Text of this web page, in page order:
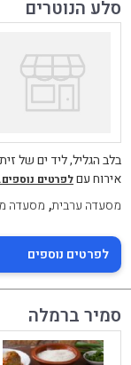
סלע הנוטרים
בלב הגליל, ליד ים של
אירוח עםלפרטים
מסעדה ערבית, מסעדה
לפרטים נוספים
סמיר ברמלה